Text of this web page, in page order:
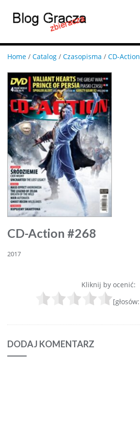
Home / Catalog / Czasopisma / CD-Action
CD-Action #268
2017
Kliknij by ocenić:
[głosów:
DODAJ KOMENTARZ